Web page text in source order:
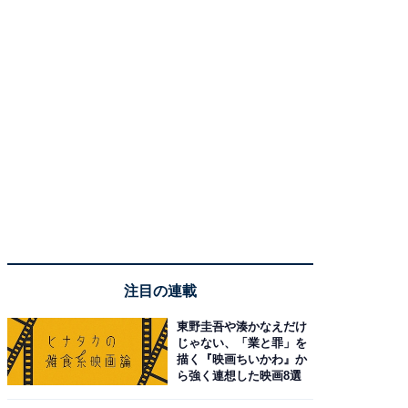
注目の連載
東野圭吾や湊かなえだけ
じゃない、「業と罪」を
描く『映画ちいかわ』か
ら強く連想した映画8選